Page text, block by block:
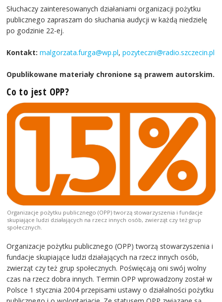
Słuchaczy zainteresowanych działaniami organizacji pożytku
publicznego zapraszam do słuchania audycji w każdą niedzielę
po godzinie 22-ej.
Kontakt: malgorzata.furga@wp.pl,pozyteczni@radio.szczecin.pl
Opublikowane materiały chronione są prawem autorskim.
Co to jest OPP?
Organizacje pożytku publicznego (OPP) tworzą stowarzyszenia i fundacje
skupiające ludzi działających na rzecz innych osób, zwierząt czy też grup
społecznych.
Organizacje pożytku publicznego (OPP) tworzą stowarzyszenia i
fundacje skupiające ludzi działających na rzecz innych osób,
zwierząt czy też grup społecznych. Poświęcają oni swój wolny
czas na rzecz dobra innych. Termin OPP wprowadzony został w
Polsce 1 stycznia 2004 przepisami ustawy o działalności pożytku